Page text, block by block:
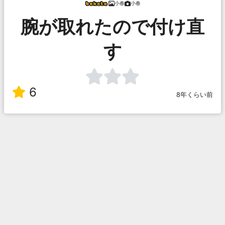
小春 小春
腕が取れたので付け直
す
6 8年くらい前